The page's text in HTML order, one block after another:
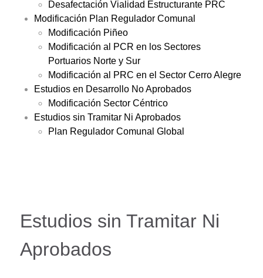
Desafectación Vialidad Estructurante PRC
Modificación Plan Regulador Comunal
Modificación Piñeo
Modificación al PCR en los Sectores
Portuarios Norte y Sur
Modificación al PRC en el Sector Cerro Alegre
Estudios en Desarrollo No Aprobados
Modificación Sector Céntrico
Estudios sin Tramitar Ni Aprobados
Plan Regulador Comunal Global
Estudios sin Tramitar Ni
Aprobados